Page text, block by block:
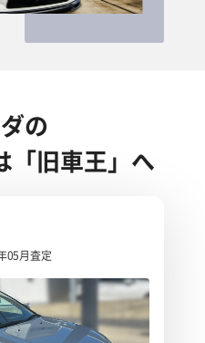
の
「旧車王」へ
05月査定